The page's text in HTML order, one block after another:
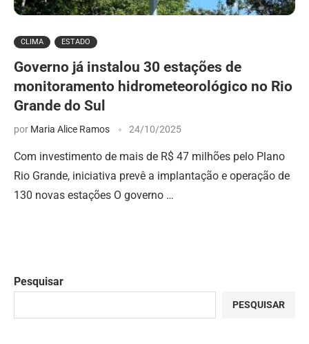
CLIMA ESTADO
Governo já instalou 30 estações de
monitoramento hidrometeorológico no Rio
Grande do Sul
por Maria Alice Ramos 24/10/2025
Com investimento de mais de R$ 47 milhões pelo Plano
Rio Grande, iniciativa prevê a implantação e operação de
130 novas estações O governo …
Pesquisar
PESQUISAR